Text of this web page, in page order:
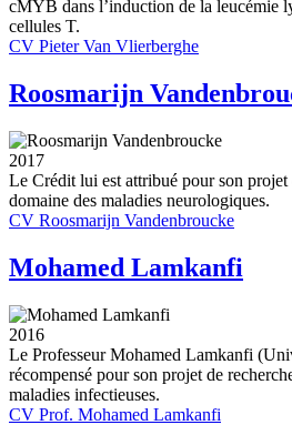
cMYB dans l’induction de la leucémie
cellules T.
CV Pieter Van Vlierberghe
Roosmarijn
2017
Le Crédit lui est attribué pour son projet
domaine des maladies neurologiques.
CV Roosmarijn Vandenbroucke
Mohamed Lamkanfi
2016
Le Professeur Mohamed Lamkanfi
récompensé pour son projet de
maladies infectieuses.
CV Prof. Mohamed Lamkanfi